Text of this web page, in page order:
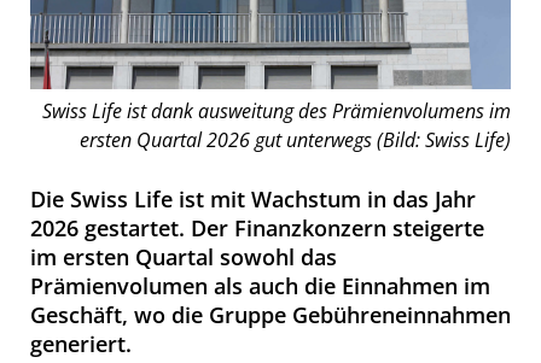
Swiss Life ist dank ausweitung des Prämienvolumens im
ersten Quartal 2026 gut unterwegs (Bild: Swiss Life)
Die Swiss Life ist mit Wachstum in das Jahr
2026 gestartet. Der Finanzkonzern steigerte
im ersten Quartal sowohl das
Prämienvolumen als auch die Einnahmen im
Geschäft, wo die Gruppe Gebühreneinnahmen
generiert.